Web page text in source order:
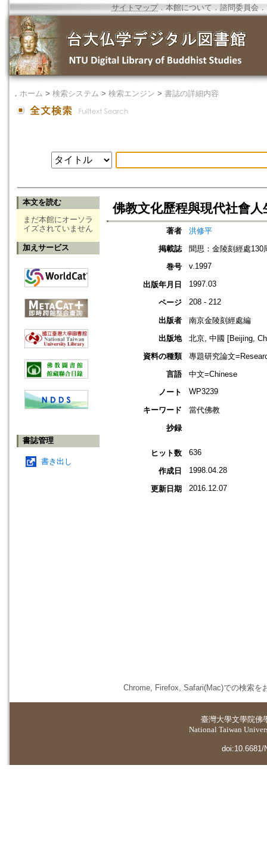
サイトマップ．本館について ． 諮問委員会 ．
． ホーム > 検索システム > 検索エンジン > 書誌の詳細内容
本文を読む
まだ本館にオーソラ
イズされていません
加えサービス
書誌管理
書き出し
佛教文化歷程與現代社會人
著者
洪修平
掲載誌
聞思：金陵刻經處130
巻号
v.1997
出版年月日 1997.03
ページ 208 - 212
出版者
南京金陵刻經處編
出版地
北京, 中國 [Beijing,
資料の種類
專題研究論文
言語
中文=Chinese
ノート
WP3239
キーワード
當代佛教
抄録
ヒット数 636
作成日 1998.04.28
更新日期 2016.12.07
Chrome, Firefox, Safari(Mac)での検索を
臺灣大學文學院佛
National Taiwan
doi:10.6681/